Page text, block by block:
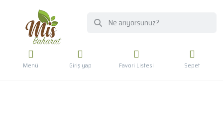
Menü Giriş yap Favori Listesi Sepet